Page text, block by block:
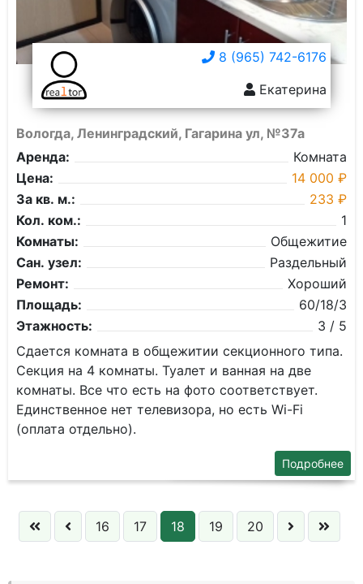
8 (965) 742-6176
Екатерина
Вологда, Ленинградский, Гагарина ул, №37а
Аренда:
Комната
Цена:
14 000 ₽
За кв. м.:
233 ₽
Кол. ком.:
1
Комнаты:
Общежитие
Сан. узел:
Раздельный
Ремонт:
Хороший
Площадь:
60/18/3
Этажность:
3 / 5
Сдается комната в общежитии секционного типа.
Секция на 4 комнаты. Туалет и ванная на две
комнаты. Все что есть на фото соответствует.
Единственное нет телевизора, но есть Wi-Fi
(оплата отдельно).
Подробнее
16 17 18 19 20